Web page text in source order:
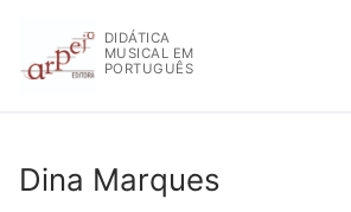
conteúdo
DIDÁTICA
MUSICAL EM
PORTUGUÊS
Dina Marques